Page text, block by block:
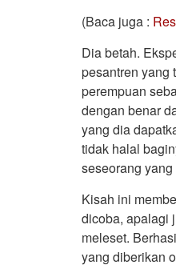
(Baca juga :
Dia betah.
pesantren yang
perempuan
dengan benar
yang dia
tidak halal
seseorang
Kisah ini
dicoba, apalagi
meleset.
yang diberikan